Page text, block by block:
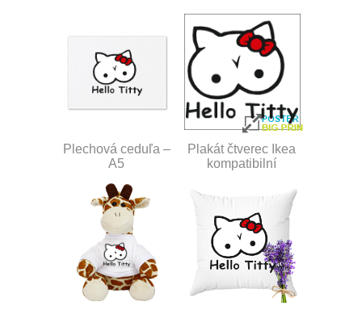
Plechová ceduľa –
A5
Plakát čtverec Ikea
kompatibilní